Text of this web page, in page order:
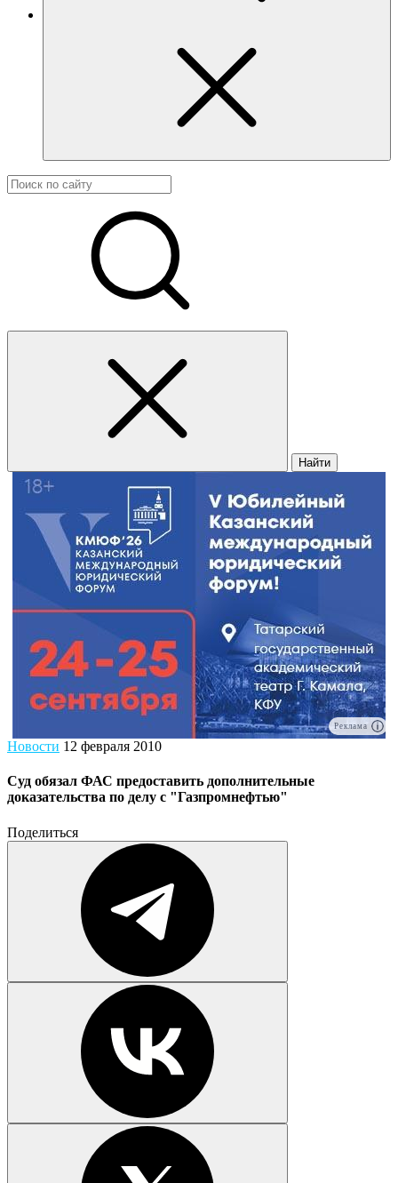
Найти
Реклама
Новости 12 февраля 2010
Суд обязал ФАС предоставить дополнительные
доказательства по делу с "Газпромнефтью"
Поделиться